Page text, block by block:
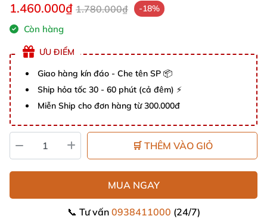
1.460.000₫ 1.780.000₫ -18%
Còn hàng
ƯU ĐIỂM
Giao hàng kín đáo - Che tên SP 📦
Ship hỏa tốc 30 - 60 phút (cả đêm) ⚡
Miễn Ship cho đơn hàng từ 300.000đ
🛒 THÊM VÀO GIỎ
MUA NGAY
📞 Tư vấn 0938411000 (24/7)